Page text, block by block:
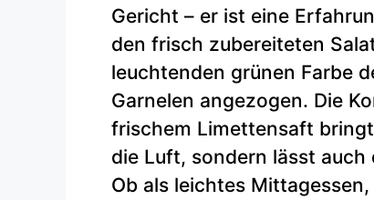
Gericht – er ist eine
den frisch zubereiteten
leuchtenden grünen Farbe
Garnelen angezogen. Die
frischem Limettensaft
die Luft, sondern lässt auch
Ob als leichtes